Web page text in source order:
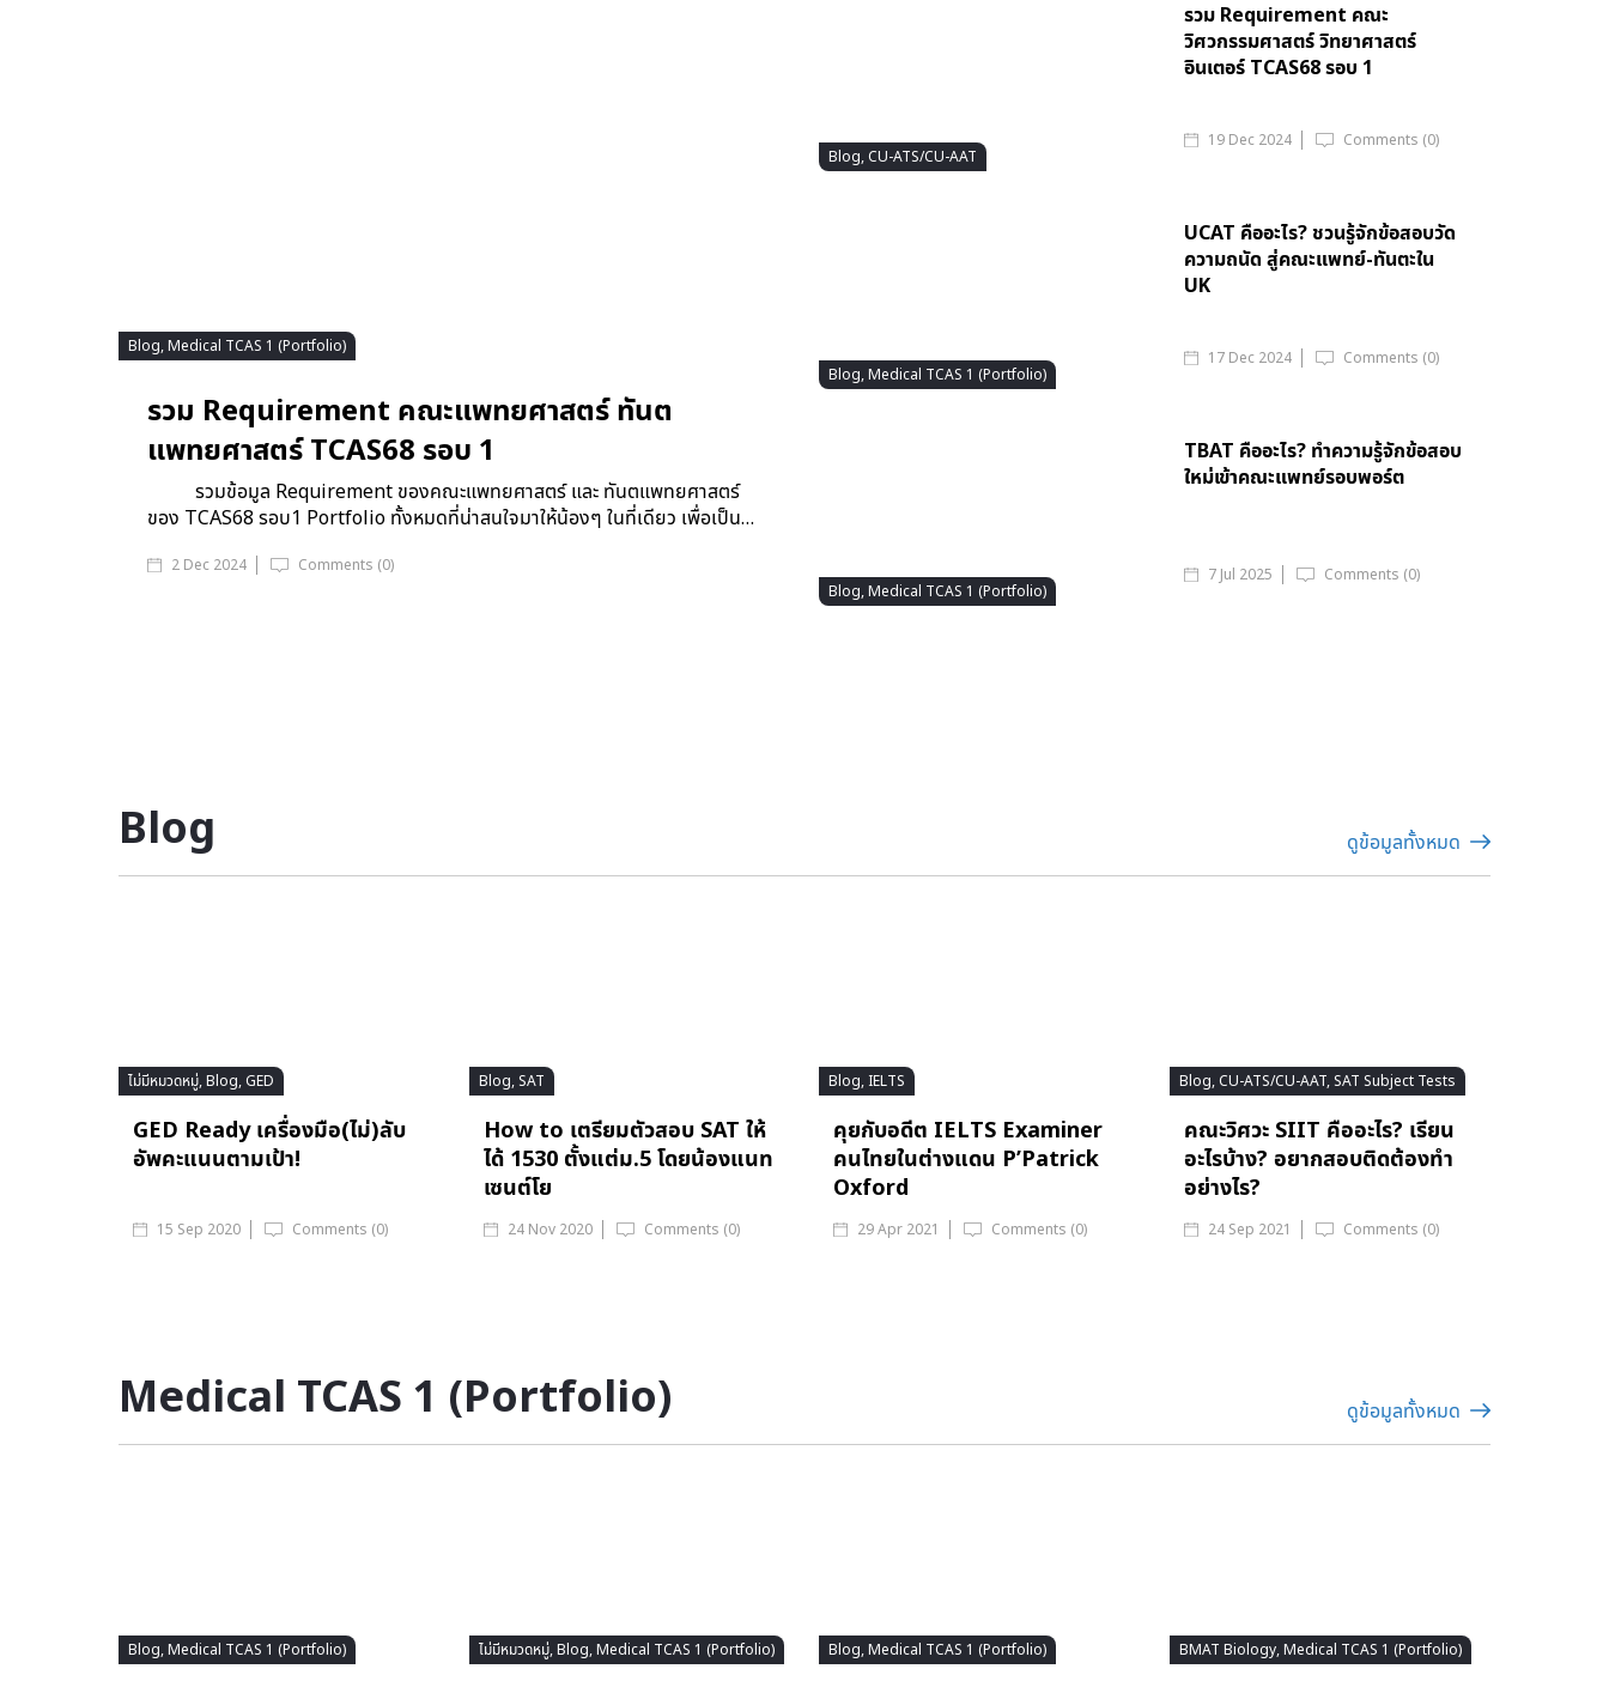
Blog, Medical TCAS 1 (Portfolio)
รวม Requirement คณะแพทยศาสตร์ ทันต
แพทยศาสตร์ TCAS68 รอบ 1
รวมข้อมูล Requirement ของคณะแพทยศาสตร์ และ ทันตแพทยศาสตร์
ของ TCAS68 รอบ1 Portfolio ทั้งหมดที่น่าสนใจมาให้น้องๆ ในที่เดียว เพื่อเป็น…
2 Dec 2024 Comments (0)
Blog, CU-ATS/CU-AAT
รวม Requirement คณะ
วิศวกรรมศาสตร์ วิทยาศาสตร์
อินเตอร์ TCAS68 รอบ 1
19 Dec 2024 Comments (0)
Blog, Medical TCAS 1 (Portfolio)
UCAT คืออะไร? ชวนรู้จักข้อสอบวัด
ความถนัด สู่คณะแพทย์-ทันตะใน
UK
17 Dec 2024 Comments (0)
Blog, Medical TCAS 1 (Portfolio)
TBAT คืออะไร? ทำความรู้จักข้อสอบ
ใหม่เข้าคณะแพทย์รอบพอร์ต
7 Jul 2025 Comments (0)
Blog ดูข้อมูลทั้งหมด
ไม่มีหมวดหมู่, Blog, GED
GED Ready เครื่องมือ(ไม่)ลับ
อัพคะแนนตามเป้า!
15 Sep 2020 Comments (0)
Blog, SAT
How to เตรียมตัวสอบ SAT ให้
ได้ 1530 ตั้งแต่ม.5 โดยน้องแนท
เซนต์โย
24 Nov 2020 Comments (0)
Blog, IELTS
คุยกับอดีต IELTS Examiner
คนไทยในต่างแดน P’Patrick
Oxford
29 Apr 2021 Comments (0)
Blog, CU-ATS/CU-AAT, SAT Subject Tests
คณะวิศวะ SIIT คืออะไร? เรียน
อะไรบ้าง? อยากสอบติดต้องทำ
อย่างไร?
24 Sep 2021 Comments (0)
Medical TCAS 1 (Portfolio) ดูข้อมูลทั้งหมด
Blog, Medical TCAS 1 (Portfolio) ไม่มีหมวดหมู่, Blog, Medical TCAS 1 (Portfolio) Blog, Medical TCAS 1 (Portfolio) BMAT Biology, Medical TCAS 1 (Portfolio)